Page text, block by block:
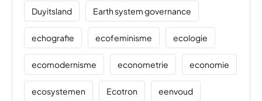
Duyitsland Earth system governance
echografie ecofeminisme ecologie
ecomodernisme econometrie economie
ecosystemen Ecotron eenvoud